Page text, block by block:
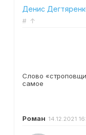
Денис
# ↑
Слово
самое
Роман 14.12.2021